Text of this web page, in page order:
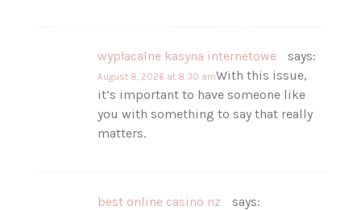
wypłacalne kasyna internetowe says:
August 8, 2026 at 8:30 amWith this issue,
it’s important to have someone like
you with something to say that really
matters.
best online casino nz says: